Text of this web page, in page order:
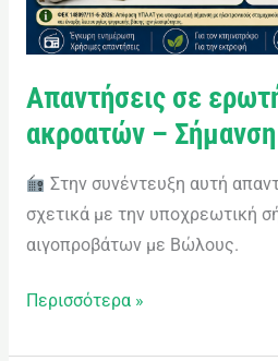
Απαντήσεις σε
ακροατών –
Στην συνέντευξη αυτή
σχετικά με την υποχρεωτική
αιγοπροβάτων με Βώλους.
Περισσότερα »